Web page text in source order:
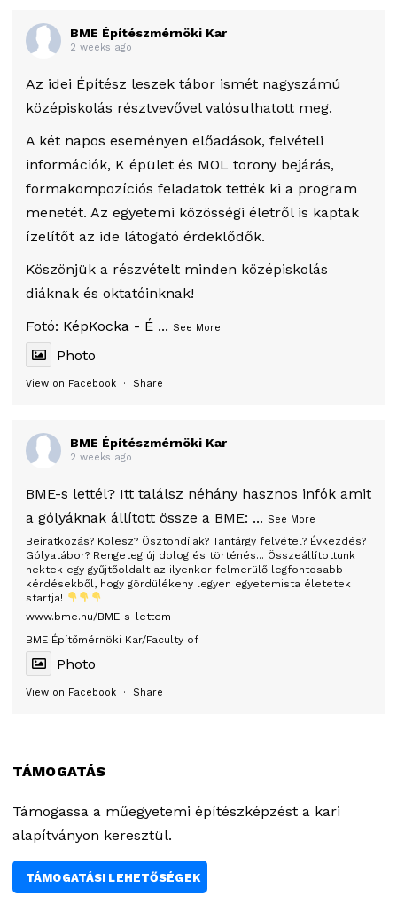
BME Építészmérnöki Kar
2 weeks ago
Az idei Építész leszek tábor ismét nagyszámú
középiskolás résztvevővel valósulhatott meg.
A két napos eseményen előadások, felvételi
információk, K épület és MOL torony bejárás,
formakompozíciós feladatok tették ki a program
menetét. Az egyetemi közösségi életről is kaptak
ízelítőt az ide látogató érdeklődők.
Köszönjük a részvételt minden középiskolás
diáknak és oktatóinknak!
Fotó: KépKocka - É ... See More
Photo
View on Facebook · Share
BME Építészmérnöki Kar
2 weeks ago
BME-s lettél? Itt találsz néhány hasznos infók amit
a gólyáknak állított össze a BME:
Beiratkozás? Kolesz? Ösztöndíjak? Tantárgy felvétel? Évkezdés?
Gólyatábor? Rengeteg új dolog és történés... Összeállítottunk
nektek egy gyűjtőoldalt az ilyenkor felmerülő legfontosabb
kérdésekből, hogy gördülékeny legyen egyetemista életetek
startja!
www.bme.hu/BME-s-lettem
BME Építőmérnöki Kar/Faculty of
... See More
Photo
View on Facebook · Share
TÁMOGATÁS
Támogassa a műegyetemi építészképzést a kari
alapítványon keresztül.
TÁMOGATÁSI LEHETŐSÉGEK